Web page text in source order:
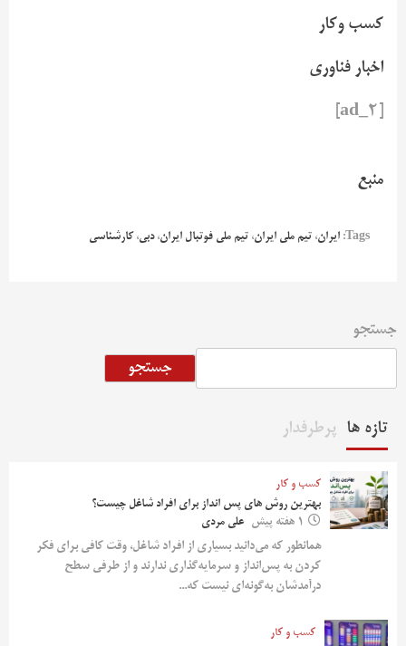
کسب وکار
اخبار فناوری
منبع
Tags: ایران، تیم ملی ایران، تیم ملی فوتبال ایران،دبی، کارشناسی
جستجو
جستجو
تازه ها پرطرفدار
کسب و کار
بهترین روش‌ های پس‌ انداز برای افراد شاغل چیست؟
1 هفته پیش
علی مردی
همانطور که می‌دانید بسیاری از افراد شاغل، وقت کافی برای فکر
کردن به پس‌انداز و سرمایه‌گذاری ندارند و از طرفی سطح
درآمدشان به‌گونه‌ای نیست که...
کسب و کار